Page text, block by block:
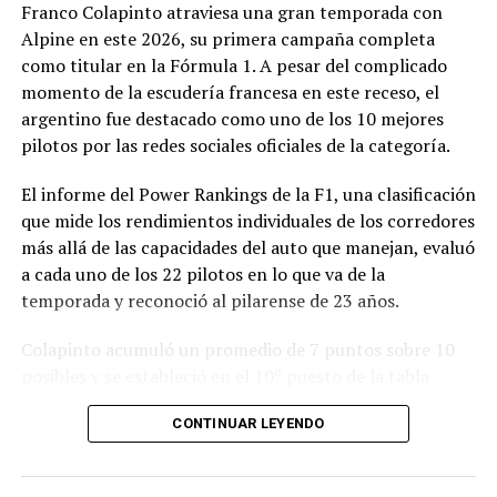
modificación vinculada a la composición societaria de la
empresa que obtuvo la concesión.
La novedad se conoce mientras la concesión del Minella
continúa envuelta en una delicadísima situación
jurídica. El proceso mediante el cual Minella Stadium
busca determinar si existieron irregularidades en la
licitación impulsada por el Municipio.
La causa, que avanza en la Justicia, derivó en
cuestionamientos de distintos sectores políticos y en
que pusieron bajo la lupa tanto el proceso licitatorio
firma concesionaria.
parte de las acciones de la empresa abre un nuevo
Franco Colapinto atraviesa una gran temporada con
Alpine en este 2026, su primera campaña completa
como titular en la Fórmula 1. A pesar del complicado
momento de la escudería francesa en este receso, el
argentino fue destacado como uno de los 10 mejores
pilotos por las redes sociales oficiales de la categoría.
El informe del Power Rankings de la F1, una clasificación
que mide los rendimientos individuales de los corredores
más allá de las capacidades del auto que manejan, evaluó
a cada uno de los 22 pilotos en lo que va de la
temporada y reconoció al pilarense de 23 años.
Colapinto acumuló un promedio de 7 puntos sobre 10
general, igualado en puntaje con el francés Isack Hadjar,
que logró estabilidad con la compleja segunda butaca de
CONTINUAR LEYENDO